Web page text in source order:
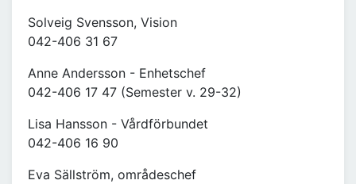
Solveig Svensson, Vision
042-406 31 67
Anne Andersson - Enhetschef
042-406 17 47 (Semester v. 29-32)
Lisa Hansson - Vårdförbundet
042-406 16 90
Eva Sällström, områdeschef